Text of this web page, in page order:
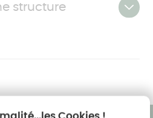
espace de relaxation ou de
nécessaire de s’attarder
structure
de construction reste
créations du spécialiste